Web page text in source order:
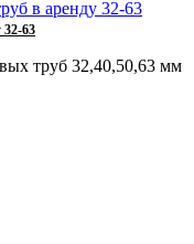
32-63
труб 32,40,50,63 мм